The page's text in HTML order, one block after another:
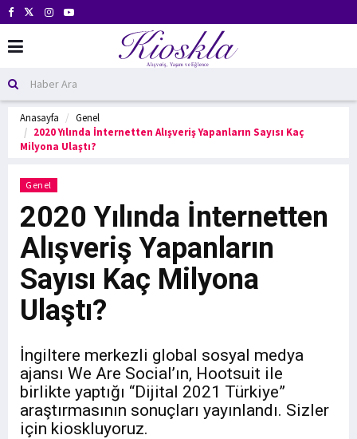
Anasayfa
Genel
2020 Yılında İnternetten Alışveriş Yapanların Sayısı Kaç
Milyona Ulaştı?
Genel
2020 Yılında İnternetten
Alışveriş Yapanların
Sayısı Kaç Milyona
Ulaştı?
İngiltere merkezli global sosyal medya
ajansı We Are Social’ın, Hootsuit ile
birlikte yaptığı “Dijital 2021 Türkiye”
araştırmasının sonuçları yayınlandı. Sizler
için kioskluyoruz.